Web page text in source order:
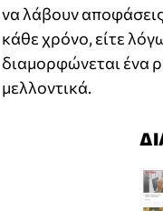
να λάβουν
κάθε χρόνο, είτε
διαμορφώνεται ένα
μελλοντικά.